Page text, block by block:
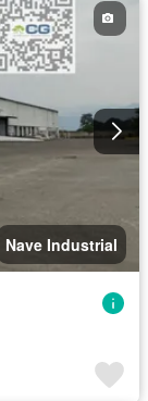
Nave Industrial